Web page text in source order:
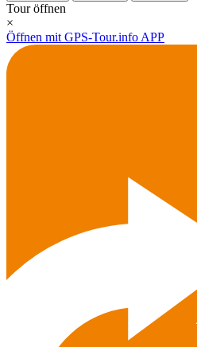
Tour öffnen
×
Öffnen mit GPS-Tour.info APP